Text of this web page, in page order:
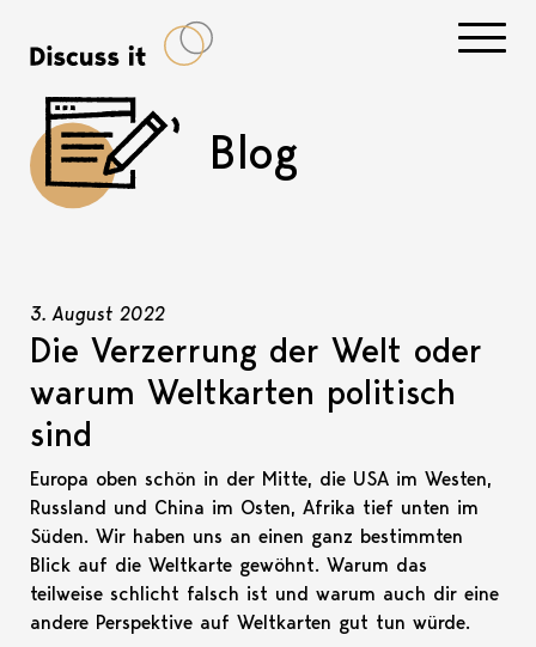
Blog
3. August 2022
Die Verzerrung der Welt oder
warum Weltkarten politisch
sind
Europa oben schön in der Mitte, die USA im Westen,
Russland und China im Osten, Afrika tief unten im
Süden. Wir haben uns an einen ganz bestimmten
Blick auf die Weltkarte gewöhnt. Warum das
teilweise schlicht falsch ist und warum auch dir eine
andere Perspektive auf Weltkarten gut tun würde.